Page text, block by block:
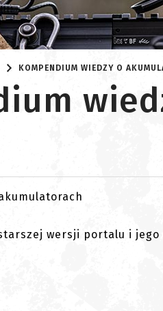
KOMPENDIUM WIEDZY O
wersji portalu i